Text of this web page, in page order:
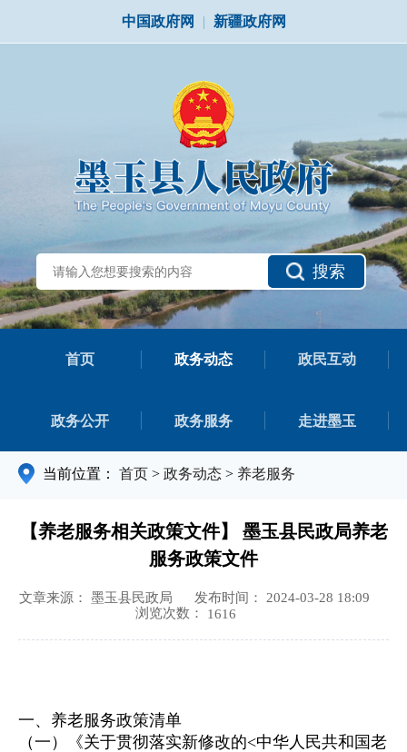
中国政府网 | 新疆政府网
搜索
首页 政务动态 政民互动
政务公开 政务服务 走进墨玉
当前位置： 首页 > 政务动态 > 养老服务
【养老服务相关政策文件】 墨玉县民政局养老
服务政策文件
文章来源： 墨玉县民政局
发布时间： 2024-03-28 18:09
浏览次数： 1616
一、养老服务政策清单
（一）《关于贯彻落实新修改的<中华人民共和国老